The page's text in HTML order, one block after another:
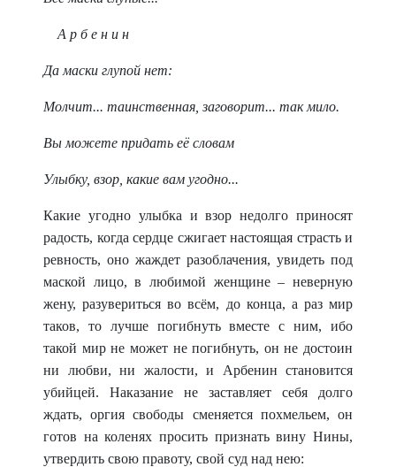
А р б е н и н
Да маски глупой нет:
Молчит... таинственная, заговорит... так мило.
Вы можете придать её словам
Улыбку, взор, какие вам угодно...
Какие угодно улыбка и взор недолго приносят
радость, когда сердце сжигает настоящая страсть и
ревность, оно жаждет разоблачения, увидеть под
маской лицо, в любимой женщине – неверную
жену, разувериться во всём, до конца, а раз мир
таков, то лучше погибнуть вместе с ним, ибо
такой мир не может не погибнуть, он не достоин
ни любви, ни жалости, и Арбенин становится
убийцей. Наказание не заставляет себя долго
ждать, оргия свободы сменяется похмельем, он
готов на коленях просить признать вину Нины,
утвердить свою правоту, свой суд над нею: